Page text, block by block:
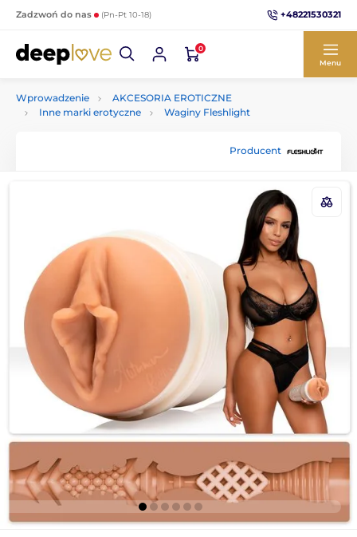
Zadzwoń do nas (Pn-Pt 10-18) +48221530321
0
Menu
Wprowadzenie
AKCESORIA EROTICZNE
Inne marki erotyczne
Waginy Fleshlight
Producent